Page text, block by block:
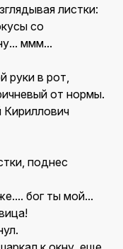
листки:
со
ммм...
руки в рот,
от нормы.
Кириллович
поднес
бог ты мой...